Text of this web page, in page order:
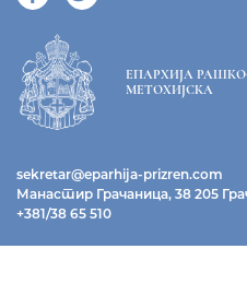
ЕПАРХИЈА
МЕТОХИЈСКА
sekretar@eparhija-prizren.com
Манастир Грачаница, 38 205
+381/38 65 510